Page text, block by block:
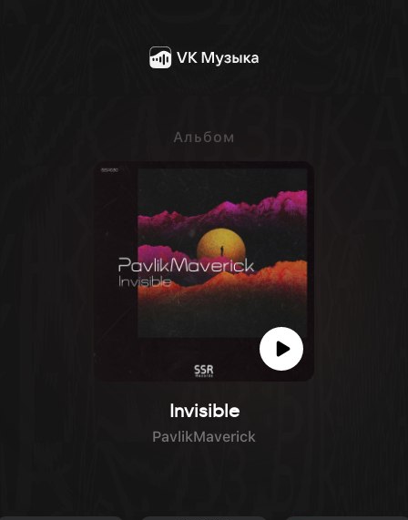
Альбом
Invisible
PavlikMaverick